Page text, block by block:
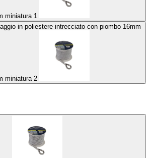
x 40m miniatura 1
in poliestere intrecciato con piombo 16mm
x 40m miniatura 2